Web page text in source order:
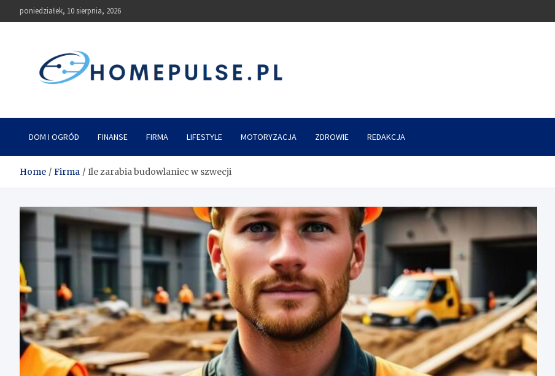
to
poniedziałek, 10 sierpnia, 2026
homepulse.pl
DOM I OGRÓD FINANSE FIRMA LIFESTYLE MOTORYZACJA ZDROWIE REDAKCJA
Home Firma Ile zarabia budowlaniec w szwecji